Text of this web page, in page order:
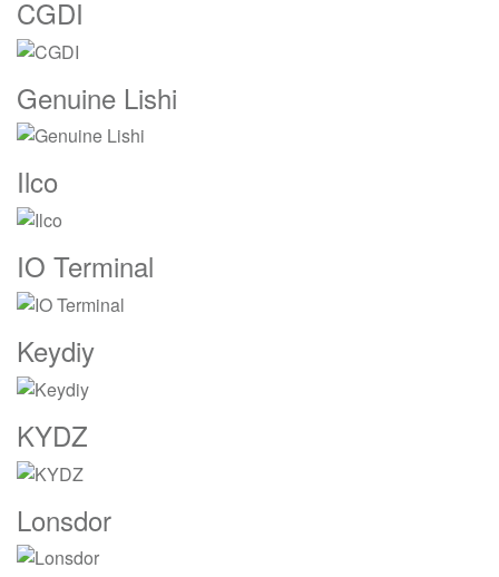
CGDI
Genuine Lishi
Ilco
IO Terminal
Keydiy
KYDZ
Lonsdor